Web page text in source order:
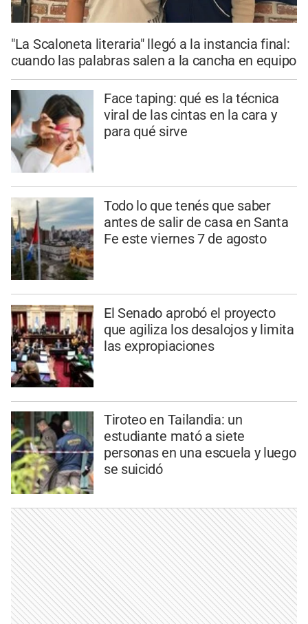
"La Scaloneta literaria" llegó a la instancia final:
cuando las palabras salen a la cancha en equipo
Face taping: qué es la técnica
viral de las cintas en la cara y
para qué sirve
Todo lo que tenés que saber
antes de salir de casa en Santa
Fe este viernes 7 de agosto
El Senado aprobó el proyecto
que agiliza los desalojos y limita
las expropiaciones
Tiroteo en Tailandia: un
estudiante mató a siete
personas en una escuela y luego
se suicidó